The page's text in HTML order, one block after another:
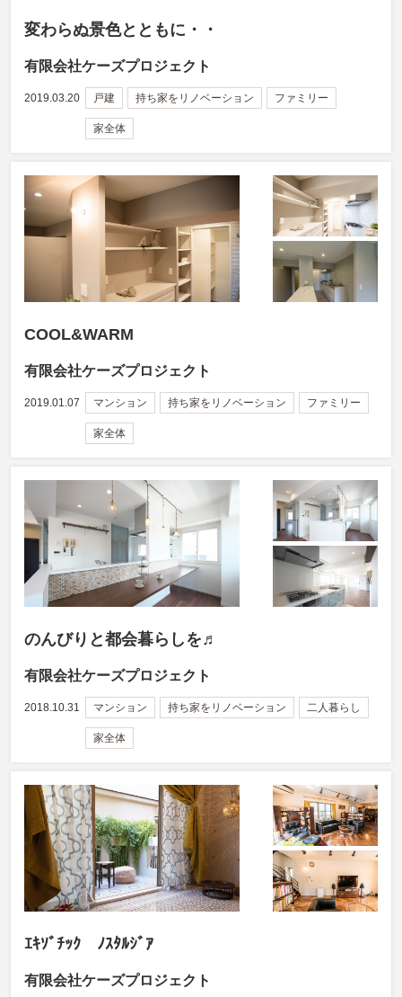
変わらぬ景色とともに・・
有限会社ケーズプロジェクト
2019.03.20 戸建 持ち家をリノベーション ファミリー
家全体
COOL&WARM
有限会社ケーズプロジェクト
2019.01.07 マンション 持ち家をリノベーション ファミリー
家全体
のんびりと都会暮らしを♬
有限会社ケーズプロジェクト
2018.10.31 マンション 持ち家をリノベーション 二人暮らし
家全体
ｴｷｿﾞﾁｯｸ ﾉｽﾀﾙｼﾞｱ
有限会社ケーズプロジェクト